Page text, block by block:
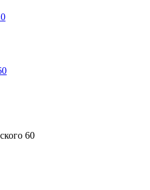
0
60